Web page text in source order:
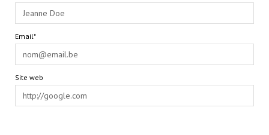
Email*
Site web